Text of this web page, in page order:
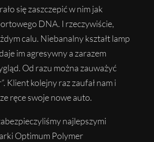
się zaszczepić w nim jak
DNA. I rzeczywiście,
calu. Niebanalny kształt lamp
im agresywny a zarazem
Od razu można zauważyć
Klient kolejny raz zaufał nam i
ręce swoje nowe auto.
najlepszymi
Optimum Polymer